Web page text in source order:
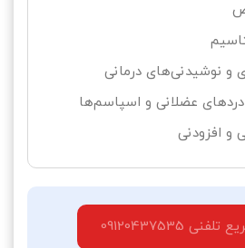
و نوشیدنی‌های درمانی
دردهای عضلانی و اسپاسم‌ها
و افزودنی
09120437535